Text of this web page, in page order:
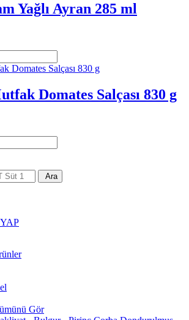
Yağlı Ayran 285 ml
Domates Salçası 830 g
Ara
Gör